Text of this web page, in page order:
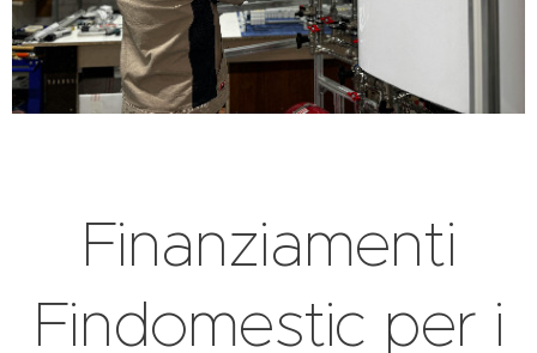
Finanziamenti
Findomestic per i